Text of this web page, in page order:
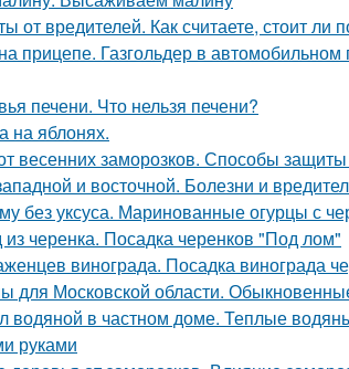
от вредителей. Как считаете, стоит ли
прицепе. Газгольдер в автомобильном
печени. Что нельзя печени?
на яблонях.
весенних заморозков. Способы
и восточной. Болезни и
без уксуса. Маринованные огурцы с
из черенка. Посадка черенков "Под лом"
винограда. Посадка винограда
для Московской области.
водяной в частном доме. Теплые
руками